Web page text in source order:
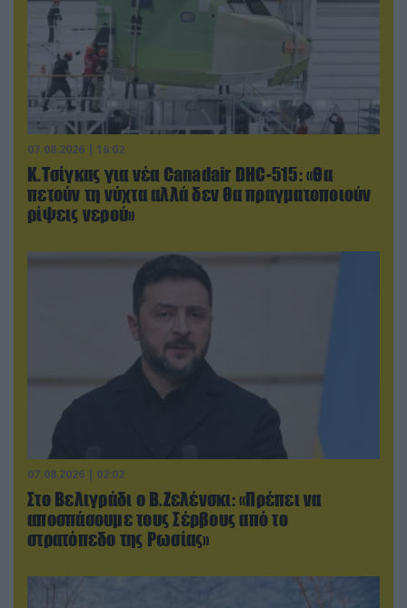
07.08.2026 | 16:02
Κ.Τσίγκας για νέα Canadair DHC-515: «Θα
πετούν τη νύχτα αλλά δεν θα πραγματοποιούν
ρίψεις νερού»
07.08.2026 | 02:02
Στο Βελιγράδι ο Β.Ζελένσκι: «Πρέπει να
αποσπάσουμε τους Σέρβους από το
στρατόπεδο της Ρωσίας»